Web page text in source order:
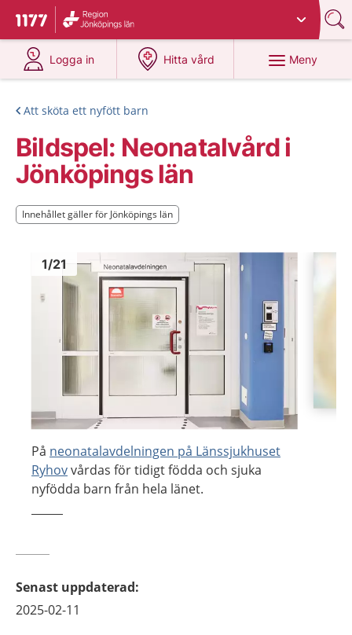
Till startsidan för 1177
Du har valt region
Logga in
på 1177.se
Hitta vård
på 1177.se
Meny
Att sköta ett nyfött barn
Bildspel: Neonatalvård i
Jönköpings län
Innehållet gäller för Jönköpings län
Innehållet gäller för Jönköpings län
Bild 1
1/21
På neonatalavdelningen på Länssjukhuset
Ryhovvårdas för tidigt födda och sjuka
nyfödda barn från hela länet.
Visa föregående bild
Senast uppdaterad:
2025-02-11